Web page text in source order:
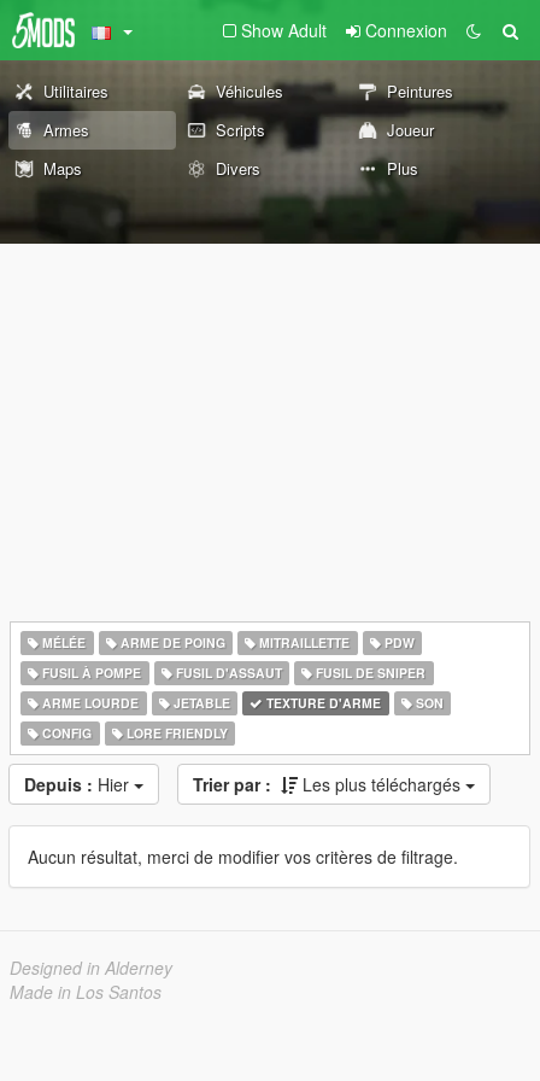
Show Adult Connexion
Utilitaires Véhicules
Peintures
Armes
Scripts
Joueur
Maps
Divers Plus
MÉLÉE ARME DE POING MITRAILLETTE
PDW
FUSIL À POMPE
FUSIL D'ASSAUT
FUSIL DE SNIPER
ARME LOURDE
JETABLE TEXTURE D'ARME
SON
CONFIG
LORE FRIENDLY
Depuis : Hier Trier par : Les plus téléchargés
Aucun résultat, merci de modifier vos critères de filtrage.
Designed in Alderney
Made in Los Santos